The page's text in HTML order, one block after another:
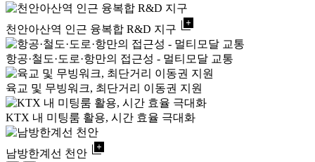
천안아산역 인근 융복합 R&D 지구 library_add
항공·철도·도로·항만의 접근성 - 멀티모달 교통
육교 및 무빙워크, 최단거리 이동권 지원
KTX 내 미팅룸 활용, 시간 효율 극대화
남방한계선 천안 library_add